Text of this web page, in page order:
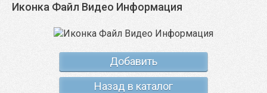
Иконка Файл Видео Информация
Добавить
Назад в каталог